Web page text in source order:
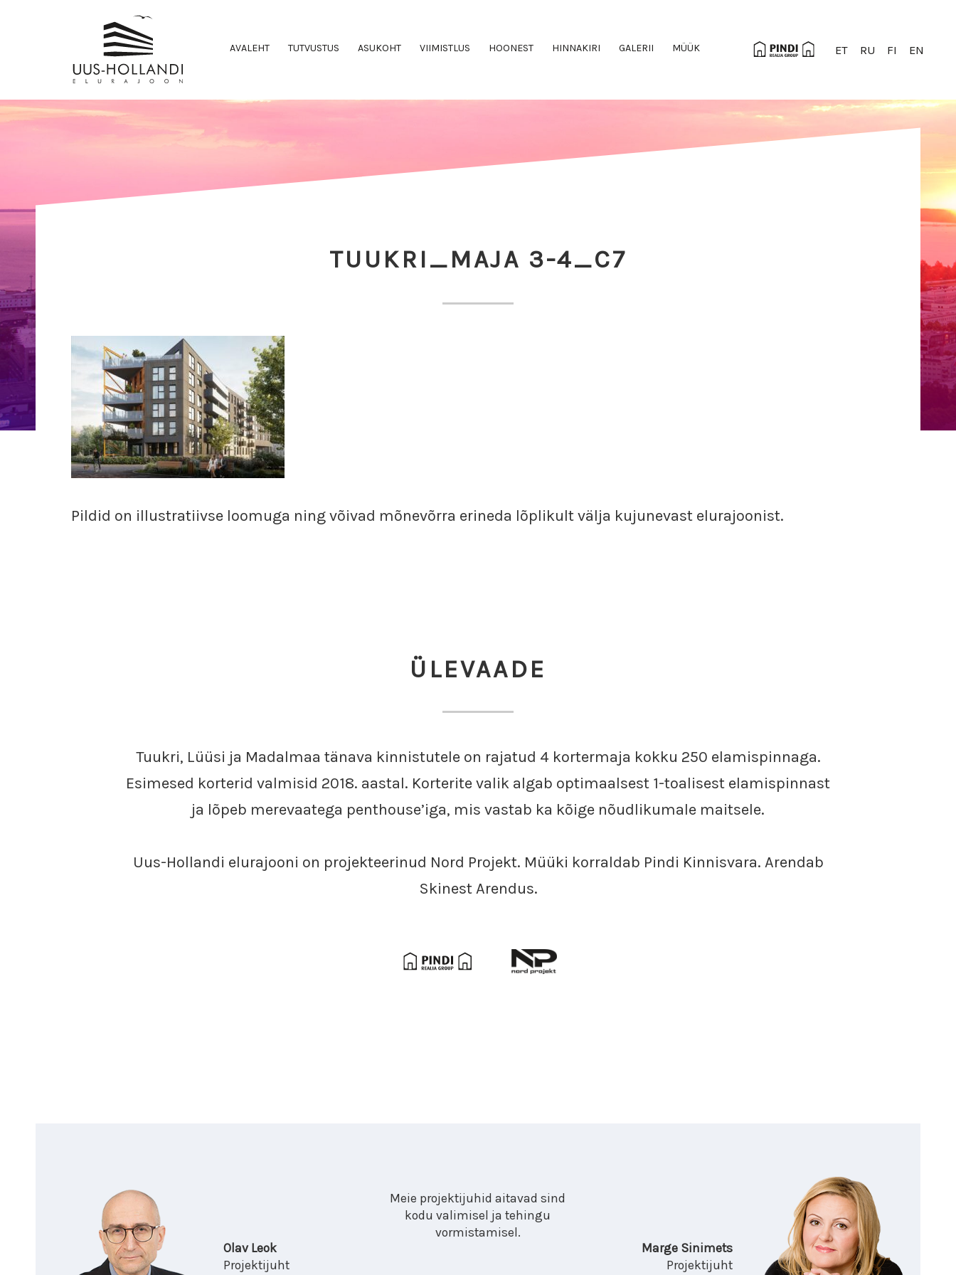
AVALEHT TUTVUSTUS ASUKOHT VIIMISTLUS HOONEST HINNAKIRI GALERII MÜÜK ET RU FI EN
TUUKRI_MAJA 3-4_C7
Pildid on illustratiivse loomuga ning võivad mõnevõrra erineda lõplikult välja kujunevast elurajoonist.
ÜLEVAADE
Tuukri, Lüüsi ja Madalmaa tänava kinnistutele on rajatud 4 kortermaja kokku 250 elamispinnaga.
Esimesed korterid valmisid 2018. aastal. Korterite valik algab optimaalsest 1-toalisest elamispinnast
ja lõpeb merevaatega penthouse’iga, mis vastab ka kõige nõudlikumale maitsele.
Uus-Hollandi elurajooni on projekteerinud Nord Projekt. Müüki korraldab Pindi Kinnisvara. Arendab
Skinest Arendus.
Meie projektijuhid aitavad sind
kodu valimisel ja tehingu
vormistamisel.
Olav Leok
Projektijuht
Marge Sinimets
Projektijuht